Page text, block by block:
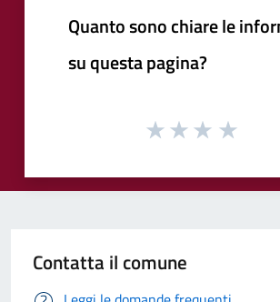
Quanto sono chiare le
su questa pagina?
Contatta il comune